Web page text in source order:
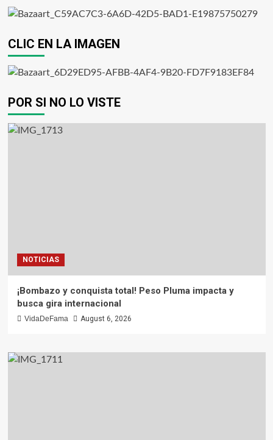
CLIC EN LA IMAGEN
POR SI NO LO VISTE
NOTICIAS
¡Bombazo y conquista total! Peso Pluma impacta y
busca gira internacional
VidaDeFama August 6, 2026